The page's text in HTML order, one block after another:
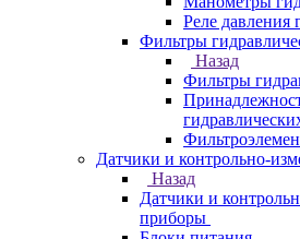
Реле давления
Фильтры
Назад
Фильтры
Датчики и контрольно-
Назад
Датчики и
приборы